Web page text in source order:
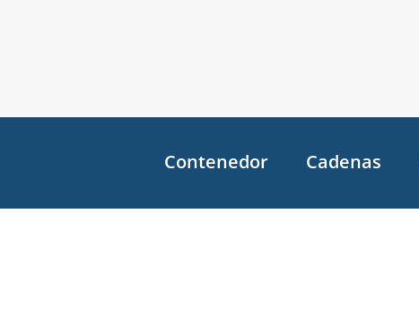
Contenedor Cadenas